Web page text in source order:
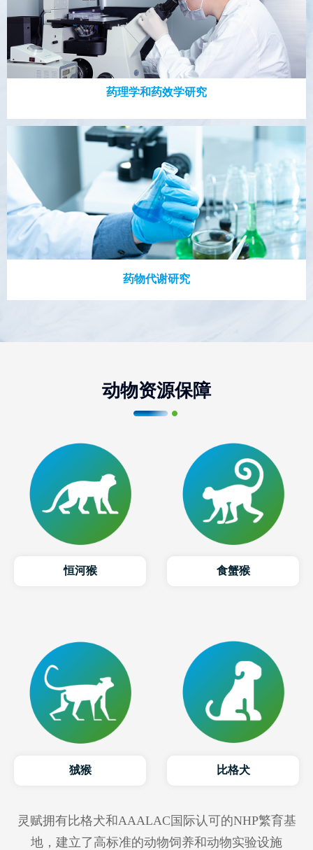
药理学和药效学研究
药物代谢研究
动物资源保障
恒河猴 食蟹猴
狨猴 比格犬
灵赋拥有比格犬和AAALAC国际认可的NHP繁育基
地，建立了高标准的动物饲养和动物实验设施